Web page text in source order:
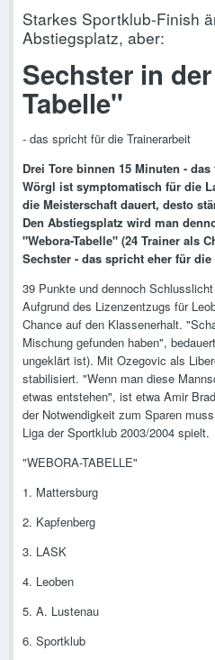
Starkes Sportklub-Finish
Abstiegsplatz, aber:
Sechster in
Tabelle"
- das spricht für die Trainerarbeit
Drei Tore binnen 15 Minuten -
Wörgl ist symptomatisch für die
die Meisterschaft dauert, desto
Den Abstiegsplatz wird man
"Webora-Tabelle" (24 Trainer als
Sechster - das spricht eher für
39 Punkte und dennoch
Aufgrund des Lizenzentzugs für
Chance auf den Klassenerhalt.
Mischung gefunden haben",
ungeklärt ist). Mit Ozegovic als
stabilisiert. "Wenn man diese
etwas entstehen", ist etwa Amir
der Notwendigkeit zum Sparen
Liga der Sportklub 2003/2004 spielt.
"WEBORA-TABELLE"
1. Mattersburg
2. Kapfenberg
3. LASK
4. Leoben
5. A. Lustenau
6. Sportklub